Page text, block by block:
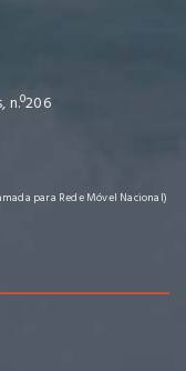
n.º206
para Rede Móvel Nacional)